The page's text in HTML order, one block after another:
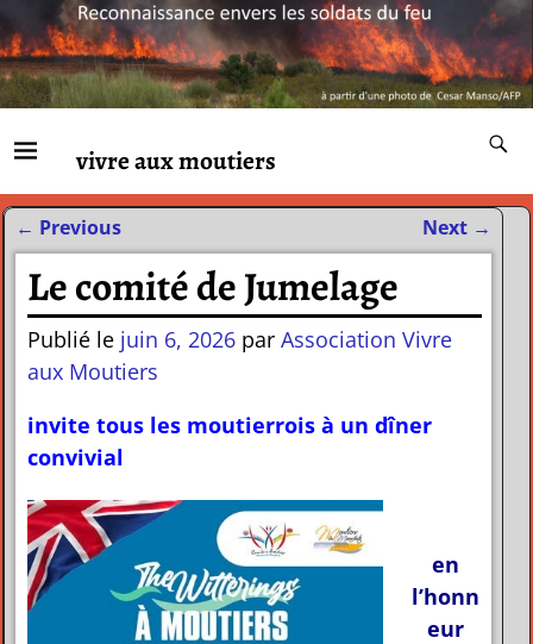
vivre aux moutiers
Navigation des articles
← Previous Next →
Le comité de Jumelage
Publié le juin 6, 2026 par Association Vivre
aux Moutiers
invite tous les moutierrois à un dîner
convivial
en
l’honn
eur